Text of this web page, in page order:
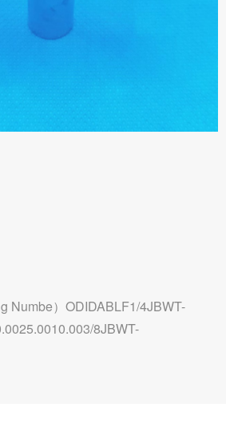
Numbe）ODIDABLF1/4JBWT-
8JBWT-